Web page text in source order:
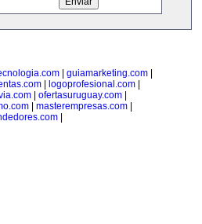
| guiamarketing.com|
logoprofesional.com
ofertasuruguay.com
| masterempresas.com|
|